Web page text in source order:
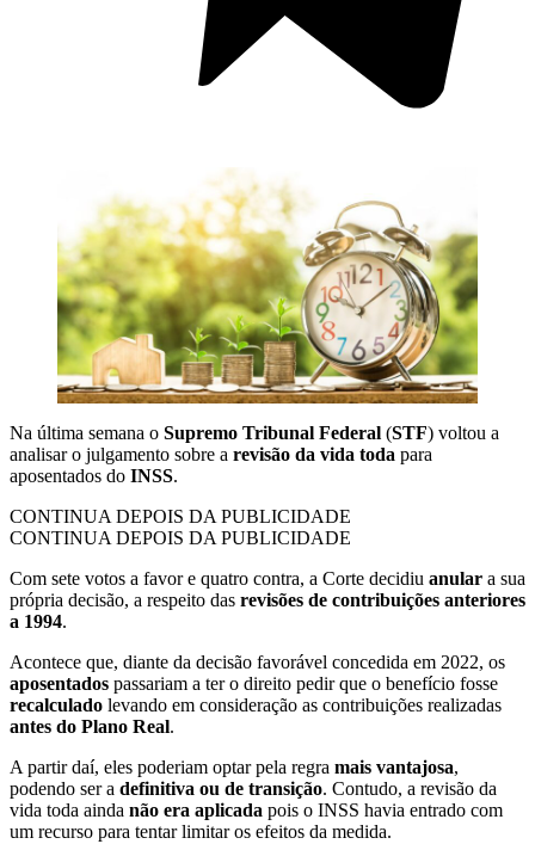
Na última semana o Supremo Tribunal Federal (STF) voltou a
analisar o julgamento sobre a revisão da vida toda para
aposentados do INSS.
CONTINUA DEPOIS DA PUBLICIDADE
CONTINUA DEPOIS DA PUBLICIDADE
Com sete votos a favor e quatro contra, a Corte decidiu anular a sua
própria decisão, a respeito das revisões de contribuições anteriores
a 1994.
Acontece que, diante da decisão favorável concedida em 2022, os
aposentados passariam a ter o direito pedir que o benefício fosse
recalculado levando em consideração as contribuições realizadas
antes do Plano Real.
A partir daí, eles poderiam optar pela regra mais vantajosa,
podendo ser a definitiva ou de transição. Contudo, a revisão da
vida toda ainda não era aplicada pois o INSS havia entrado com
um recurso para tentar limitar os efeitos da medida.